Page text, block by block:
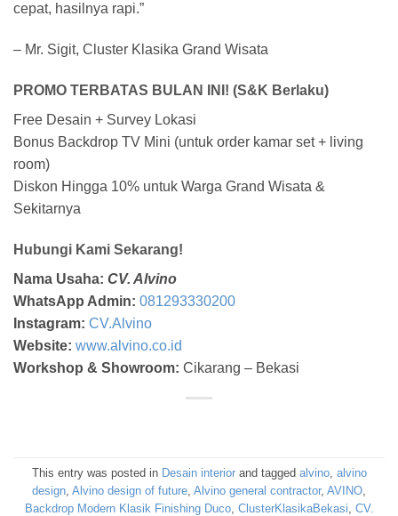
cepat, hasilnya rapi.”
– Mr. Sigit, Cluster Klasika Grand Wisata
PROMO TERBATAS BULAN INI! (S&K Berlaku)
Free Desain + Survey Lokasi
Bonus Backdrop TV Mini (untuk order kamar set + living
room)
Diskon Hingga 10% untuk Warga Grand Wisata &
Sekitarnya
Hubungi Kami Sekarang!
Nama Usaha: CV. Alvino
WhatsApp Admin: 081293330200
Instagram: CV.Alvino
Website: www.alvino.co.id
Workshop & Showroom: Cikarang – Bekasi
This entry was posted in Desain interiorand tagged alvino, alvino
design Alvino design of future Alvino general contractor, AVINO
Backdrop Modern Klasik Finishing Duco, ClusterKlasikaBekasi CV.